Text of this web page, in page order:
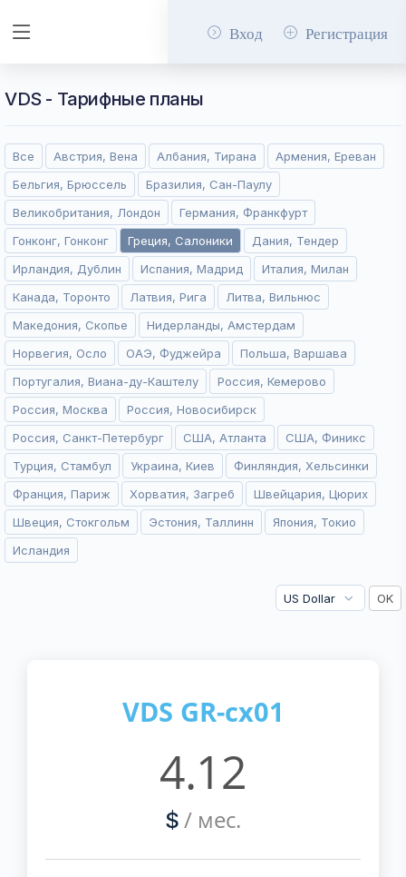
Вход Регистрация
VDS - Тарифные планы
Все Австрия, Вена Албания, Тирана
Армения, Ереван
Бельгия, Брюссель
Бразилия, Сан-Паулу
Великобритания, Лондон
Германия, Франкфурт
Гонконг, Гонконг
Греция, Салоники
Дания, Тендер
Ирландия, Дублин
Испания, Мадрид
Италия, Милан
Канада, Торонто
Латвия, Рига
Литва, Вильнюс
Македония, Скопье
Нидерланды, Амстердам
Норвегия, Осло
ОАЭ, Фуджейра
Польша, Варшава
Португалия, Виана-ду-Каштелу
Россия, Кемерово
Россия, Москва
Россия, Новосибирск
Россия, Санкт-Петербург
США, Атланта
США, Финикс
Турция, Стамбул
Украина, Киев
Финляндия, Хельсинки
Франция, Париж
Хорватия, Загреб
Швейцария, Цюрих
Швеция, Стокгольм
Эстония, Таллинн
Япония, Токио
Исландия
VDS GR-cx01
4.12
$ / мес.